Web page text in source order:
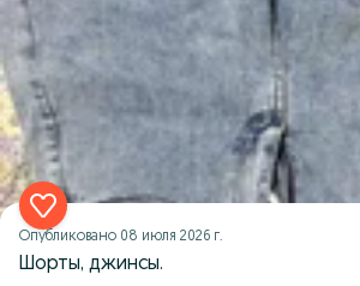
Опубликовано 08 июля 2026 г.
Шорты, джинсы.